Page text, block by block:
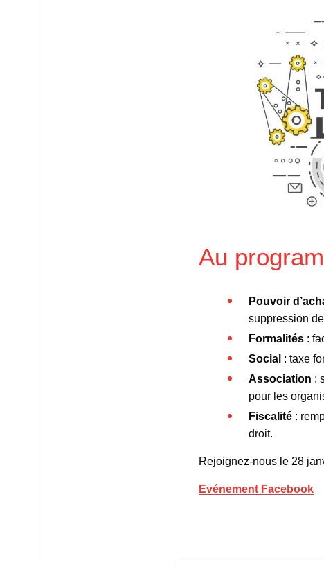
Au
Pouvoir
suppression
Formalités :
Social : taxe
Association :
pour les
Fiscalité :
droit.
Rejoignez-nous le 28
Evénement Facebook